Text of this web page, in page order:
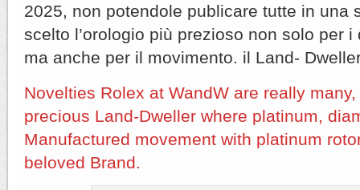
2025, non potendole publicare tutte in una
scelto l’orologio più prezioso non solo per
ma anche per il movimento. il Land-
Novelties Rolex at WandW are really
precious Land-Dweller where platinum,
Manufactured movement with platinum
beloved Brand.